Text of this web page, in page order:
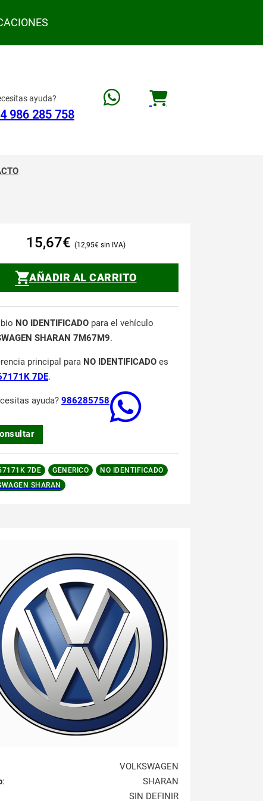
ayuda?
986 285 758
15,67€ 12,95€
AÑADIR AL CARRITO
NO IDENTIFICADO para el vehículo
SHARAN 7M67M9.
principal para NO IDENTIFICADO es
7DE.
ayuda? 986285758
7DE GENERICO
NO IDENTIFICADO
SHARAN
VOLKSWAGEN
:
SHARAN
SIN DEFINIR